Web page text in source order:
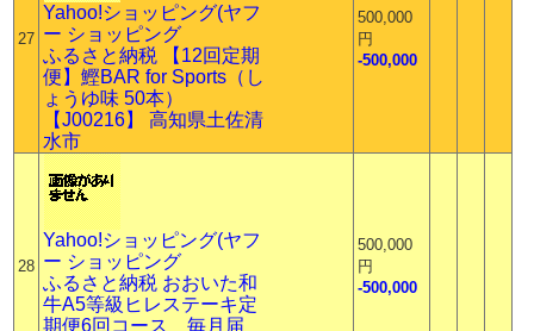
27
Yahoo!ショッピング(ヤフ
ー ショッピング
ふるさと納税 【12回定期
便】鰹BAR for Sports（し
ょうゆ味 50本）
【J00216】 高知県土佐清
水市
500,000
円
-500,000
28
Yahoo!ショッピング(ヤフ
ー ショッピング
ふるさと納税 おおいた和
牛A5等級ヒレステーキ定
期便6回コース 毎月届
500,000
円
-500,000